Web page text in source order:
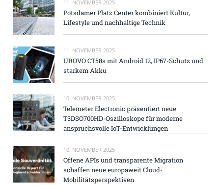
11. NOVEMBER 2025
Potsdamer Platz Center kombiniert Kultur,
Lifestyle und nachhaltige Technik
11. NOVEMBER 2025
UROVO CT58s mit Android 12, IP67-Schutz und
starkem Akku
10. NOVEMBER 2025
Telemeter Electronic präsentiert neue
T3DSO700HD-Oszilloskope für moderne
anspruchsvolle IoT-Entwicklungen
10. NOVEMBER 2025
Offene APIs und transparente Migration
schaffen neue europaweit Cloud-
Mobilitätsperspektiven